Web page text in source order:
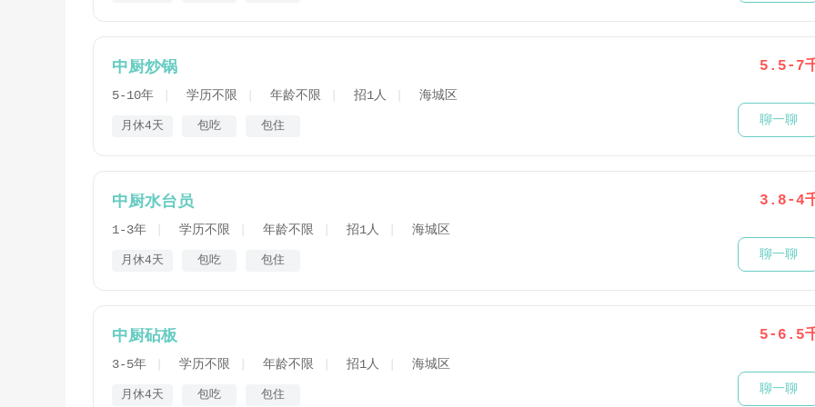
中厨炒锅
5-10年 学历不限 年龄不限 招1人 海城区
月休4天 包吃 包住
5.5-7
聊一聊
中厨水台员
1-3年 学历不限 年龄不限 招1人 海城区
月休4天 包吃 包住
3.8-4
聊一聊
中厨砧板
3-5年 学历不限 年龄不限 招1人 海城区
月休4天 包吃 包住
5-6.5
聊一聊